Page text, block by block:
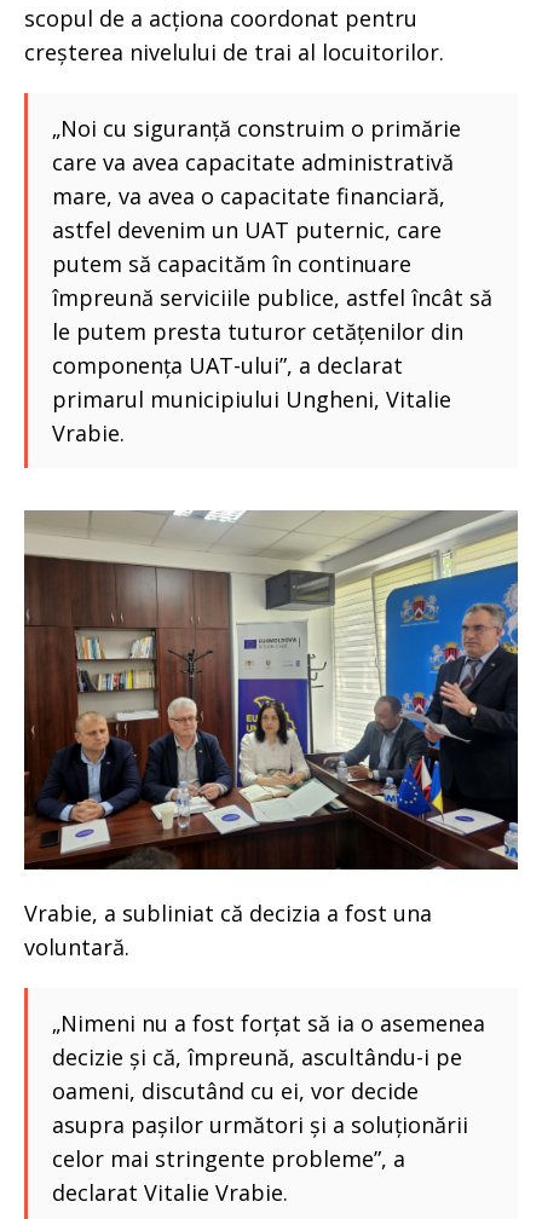
scopul de a acționa coordonat pentru
creșterea nivelului de trai al locuitorilor.
„Noi cu siguranță construim o primărie
care va avea capacitate administrativă
mare, va avea o capacitate financiară,
astfel devenim un UAT puternic, care
putem să capacităm în continuare
împreună serviciile publice, astfel încât să
le putem presta tuturor cetățenilor din
componența UAT-ului”, a declarat
primarul municipiului Ungheni, Vitalie
Vrabie.
Vrabie, a subliniat că decizia a fost una
voluntară.
„Nimeni nu a fost forțat să ia o asemenea
decizie și că, împreună, ascultându-i pe
oameni, discutând cu ei, vor decide
asupra pașilor următori și a soluționării
celor mai stringente probleme”, a
declarat Vitalie Vrabie.